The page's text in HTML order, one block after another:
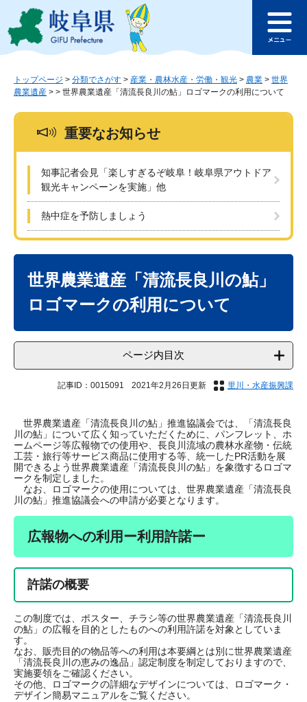
ジ
ュ
このページの本文へ
ュ
トップページ > 分類でさがす > 産業・農林水産・労働・観光 > 農業 > 世界
農業遺産 > > 世界農業遺産「清流長良川の鮎」ロゴマークの利用について
重要なお知らせ
知事記者会見「楽しすぎるぞ岐阜！岐阜県アウトドア
観光キャンペーンを実施」他
熱中症を予防しましょう
世界農業遺産「清流長良川の鮎」
ロゴマークの利用について
ページ内目次
記事ID：0015091 2021年2月26日更新 里川・水産振興課
世界農業遺産「清流長良川の鮎」推進協議会では、「清流長良
川の鮎」について広く知っていただくために、パンフレット、ホ
ームページ等広報物での使用や、長良川流域の農林水産物・伝統
工芸・旅行等サービス商品に使用する等、統一したPR活動を展
開できるよう世界農業遺産「清流長良川の鮎」を象徴するロゴマ
ークを制定しました。
なお、ロゴマークの使用については、世界農業遺産「清流長良
川の鮎」推進協議会への申請が必要となります。
広報物への利用ー利用許諾ー
許諾の概要
この制度では、ポスター、チラシ等の世界農業遺産「清流長良川
の鮎」の広報を目的としたものへの利用許諾を対象としていま
す。
なお、販売目的の物品等への利用は本要綱とは別に世界農業遺産
「清流長良川の恵みの逸品」認定制度を制定しておりますので、
実施要領をご確認ください。
その他、ロゴマークの詳細なデザインについては、ロゴマーク・
デザイン簡易マニュアルをご覧ください。